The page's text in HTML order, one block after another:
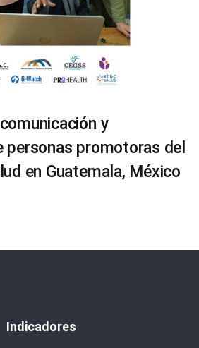
y
personas promotoras del
en Guatemala, México
Indicadores